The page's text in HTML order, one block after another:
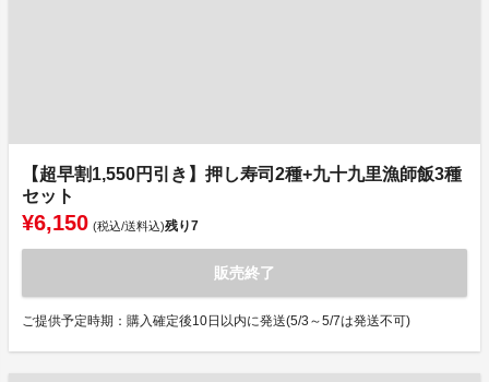
【超早割1,550円引き】押し寿司2種+九十九里漁師飯3種
セット
¥6,150 (税込/送料込)残り7
販売終了
ご提供予定時期：購入確定後10日以内に発送(5/3～5/7は発送不可)